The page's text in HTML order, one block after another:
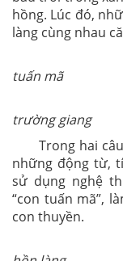
hồng. Lúc đó,
làng cùng nhau
tuấn mã
trường giang
Trong hai câu
những động từ,
sử dụng nghệ
“con tuấn mã”,
con thuyền.